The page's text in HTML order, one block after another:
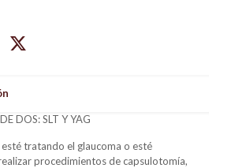
Email
DOS: SLT Y YAG
esté tratando el glaucoma o esté
procedimientos de capsulotomía,